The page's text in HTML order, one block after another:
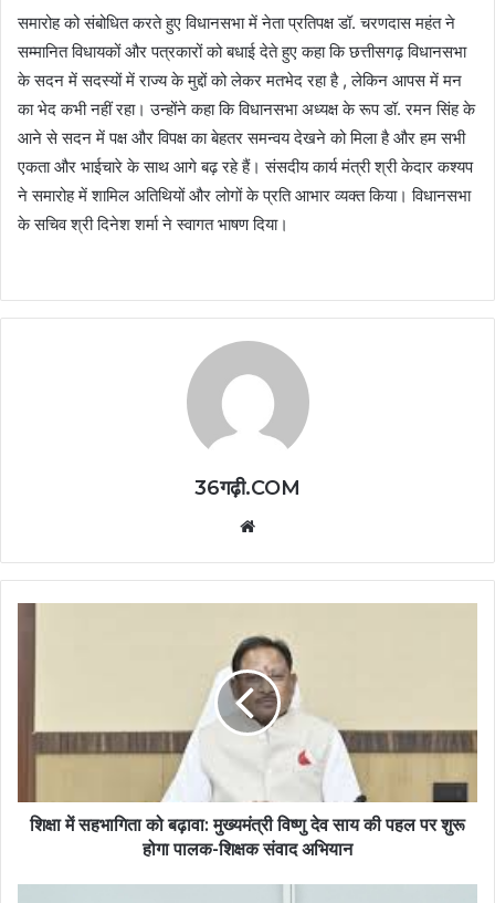
समारोह को संबोधित करते हुए विधानसभा में नेता प्रतिपक्ष डॉ. चरणदास महंत ने
सम्मानित विधायकों और पत्रकारों को बधाई देते हुए कहा कि छत्तीसगढ़ विधानसभा
के सदन में सदस्यों में राज्य के मुद्दों को लेकर मतभेद रहा है , लेकिन आपस में मन
का भेद कभी नहीं रहा। उन्होंने कहा कि विधानसभा अध्यक्ष के रूप डॉ. रमन सिंह के
आने से सदन में पक्ष और विपक्ष का बेहतर समन्वय देखने को मिला है और हम सभी
एकता और भाईचारे के साथ आगे बढ़ रहे हैं। संसदीय कार्य मंत्री श्री केदार कश्यप
ने समारोह में शामिल अतिथियों और लोगों के प्रति आभार व्यक्त किया। विधानसभा
के सचिव श्री दिनेश शर्मा ने स्वागत भाषण दिया।
36गढ़ी.COM
शिक्षा में सहभागिता को बढ़ावा: मुख्यमंत्री विष्णु देव साय की पहल पर शुरू
होगा पालक-शिक्षक संवाद अभियान